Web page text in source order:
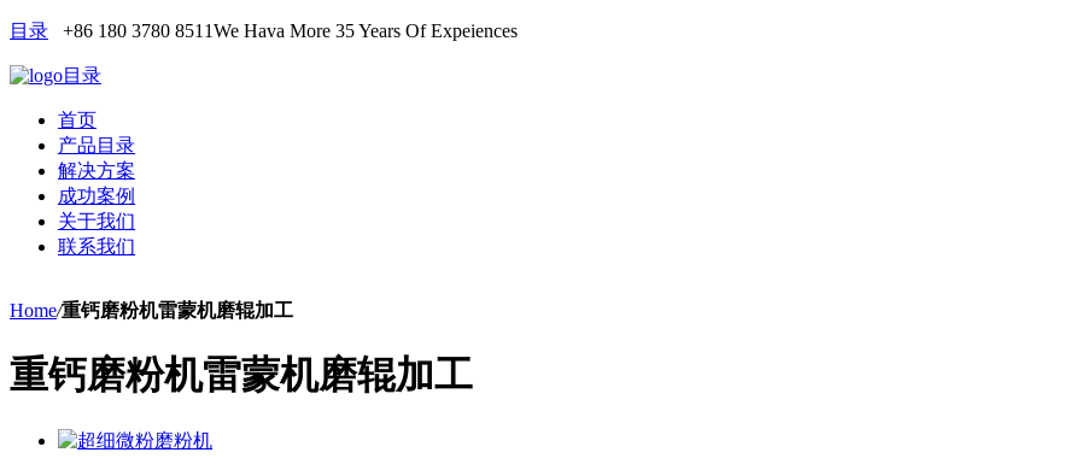
目录 +86 180 3780 8511We Hava More 35 Years Of Expeiences
目录
首页
产品目录
解决方案
成功案例
关于我们
联系我们
Home/重钙磨粉机雷蒙机磨辊加工
重钙磨粉机雷蒙机磨辊加工